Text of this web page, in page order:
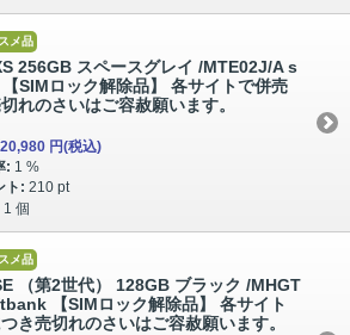
メ品
256GB スペースグレイ /MTE02J/A s
SIMロック解除品】 各サイトで併売
れのさいはご容赦願います。
20,980 円(税込)
: 1 %
ト: 210 pt
1 個
メ品
（第2世代） 128GB ブラック /MHGT
【SIMロック解除品】 各サイト
き売切れのさいはご容赦願います。